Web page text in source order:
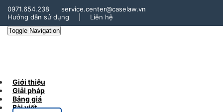
0971.654.238
service.center@caselaw.vn
Hướng dẫn sử dụng
Liên hệ
Toggle Navigation
Giới thiệu
Giải pháp
Bảng giá
Bài viết